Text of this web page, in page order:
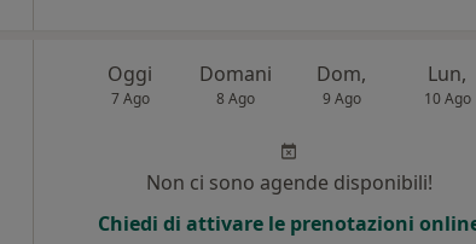
Oggi
7 Ago
Domani
8 Ago
Dom,
9 Ago
Lun,
10 Ago
Non ci sono agende disponibili!
Chiedi di attivare le prenotazioni